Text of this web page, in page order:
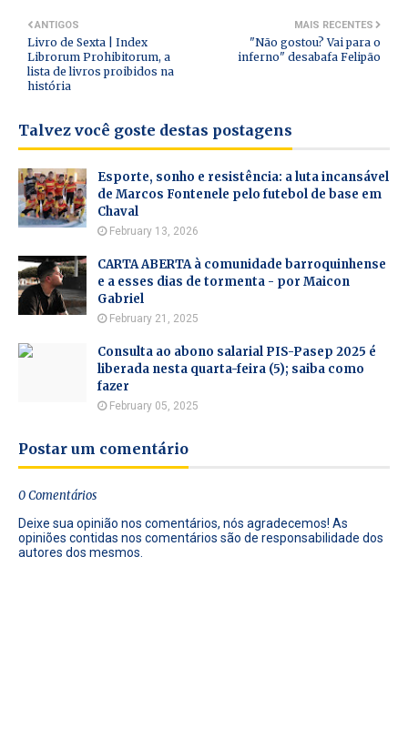
MAIS RECENTES
"Não gostou? Vai para o
inferno" desabafa Felipão
ANTIGOS
Livro de Sexta | Index
Librorum Prohibitorum, a
lista de livros proibidos na
história
Talvez você goste destas postagens
Esporte, sonho e resistência: a luta incansável
de Marcos Fontenele pelo futebol de base em
Chaval
February 13, 2026
CARTA ABERTA à comunidade barroquinhense
e a esses dias de tormenta - por Maicon
Gabriel
February 21, 2025
Consulta ao abono salarial PIS-Pasep 2025 é
liberada nesta quarta-feira (5); saiba como
fazer
February 05, 2025
Postar um comentário
0 Comentários
Deixe sua opinião nos comentários, nós agradecemos! As
opiniões contidas nos comentários são de responsabilidade dos
autores dos mesmos.